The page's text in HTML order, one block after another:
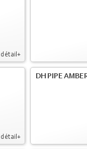
détail+
détail+
DH PIPE